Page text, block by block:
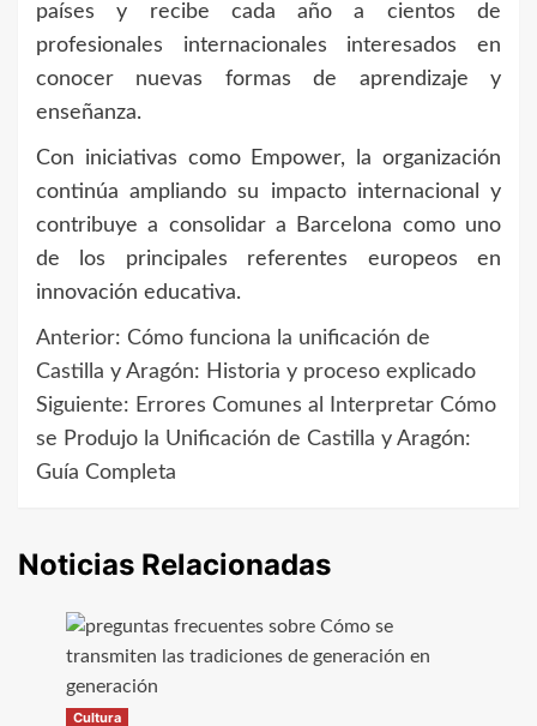
países y recibe cada año a cientos de
profesionales internacionales interesados en
conocer nuevas formas de aprendizaje y
enseñanza.
Con iniciativas como Empower, la organización
continúa ampliando su impacto internacional y
contribuye a consolidar a Barcelona como uno
de los principales referentes europeos en
innovación educativa.
Navegación
de
entradas
Anterior: Cómo funciona la unificación de
Castilla y Aragón: Historia y proceso explicado
Siguiente: Errores Comunes al Interpretar Cómo
se Produjo la Unificación de Castilla y Aragón:
Guía Completa
Noticias Relacionadas
Cultura